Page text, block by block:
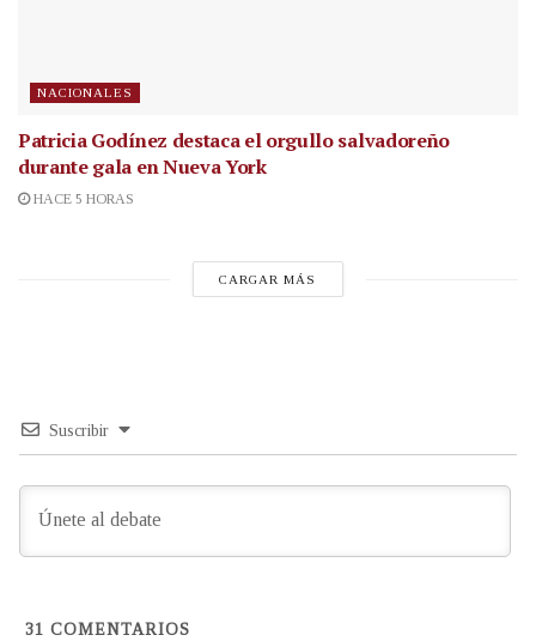
NACIONALES
Patricia Godínez destaca el orgullo salvadoreño
durante gala en Nueva York
HACE 5 HORAS
CARGAR MÁS
Suscribir
31 COMENTARIOS